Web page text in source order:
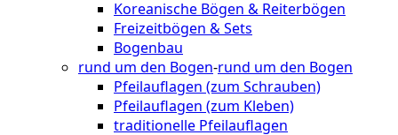
Koreanische Bögen & Reiterbögen
Freizeitbögen & Sets
Bogenbau
rund um den Bogen-rund um den Bogen
Pfeilauflagen (zum Schrauben)
Pfeilauflagen (zum Kleben)
traditionelle Pfeilauflagen